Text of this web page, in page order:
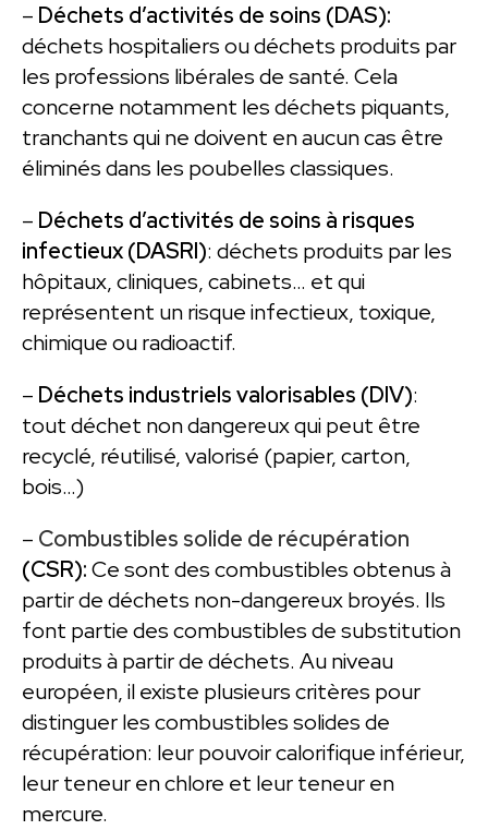
– Déchets d’activités de soins (DAS):
déchets hospitaliers ou déchets produits par
les professions libérales de santé. Cela
concerne notamment les déchets piquants,
tranchants qui ne doivent en aucun cas être
éliminés dans les poubelles classiques.
– Déchets d’activités de soins à risques
infectieux (DASRI): déchets produits par les
hôpitaux, cliniques, cabinets… et qui
représentent un risque infectieux, toxique,
chimique ou radioactif.
– Déchets industriels valorisables (DIV):
tout déchet non dangereux qui peut être
recyclé, réutilisé, valorisé (papier, carton,
bois…)
– Combustibles solide de récupération
(CSR):Ce sont des combustibles obtenus à
partir de déchets non-dangereux broyés. Ils
font partie des combustibles de substitution
produits à partir de déchets. Au niveau
européen, il existe plusieurs critères pour
distinguer les combustibles solides de
récupération: leur pouvoir calorifique inférieur,
leur teneur en chlore et leur teneur en
mercure.